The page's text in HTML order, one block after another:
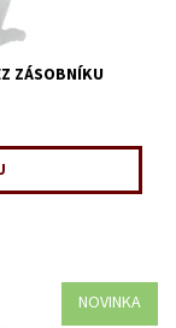
ZÁSOBNÍKU
NOVINKA